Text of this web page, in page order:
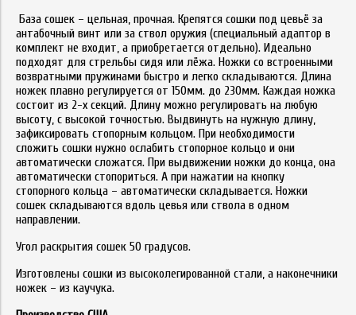
База сошек – цельная, прочная. Крепятся сошки под цевьё за
антабочный винт или за ствол оружия (специальный адаптор в
комплект не входит, а приобретается отдельно). Идеально
подходят для стрельбы сидя или лёжа. Ножки со встроенными
возвратными пружинами быстро и легко складываются. Длина
ножек плавно регулируется от 150мм. до 230мм. Каждая ножка
состоит из 2-х секций. Длину можно регулировать на любую
высоту, с высокой точностью. Выдвинуть на нужную длину,
зафиксировать стопорным кольцом. При необходимости
сложить сошки нужно ослабить стопорное кольцо и они
автоматически сложатся. При выдвижении ножки до конца, она
автоматически стопориться. А при нажатии на кнопку
стопорного кольца – автоматически складывается. Ножки
сошек складываются вдоль цевья или ствола в одном
направлении.
Угол раскрытия сошек 50 градусов.
Изготовлены сошки из высоколегированной стали, а наконечники
ножек – из каучука.